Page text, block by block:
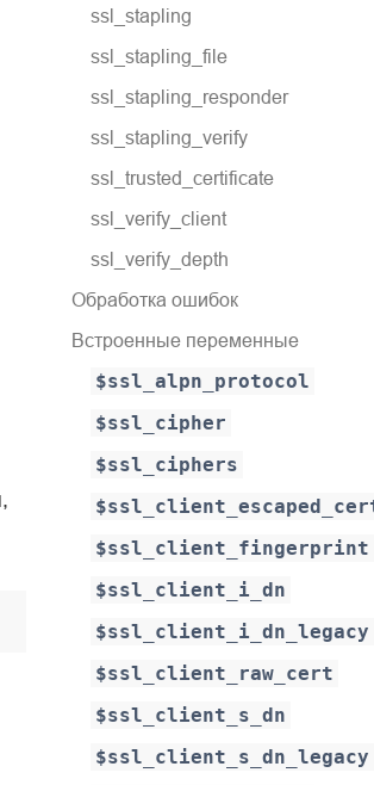
ssl_stapling
ssl_stapling_file
ssl_stapling_responder
ssl_stapling_verify
ssl_trusted_certificate
ssl_verify_client
ssl_verify_depth
Обработка ошибок
Встроенные переменные
$ssl_alpn_protocol
$ssl_cipher
$ssl_ciphers
$ssl_client_fingerprint
$ssl_client_i_dn
$ssl_client_i_dn_legacy
$ssl_client_raw_cert
$ssl_client_s_dn
$ssl_client_s_dn_legacy